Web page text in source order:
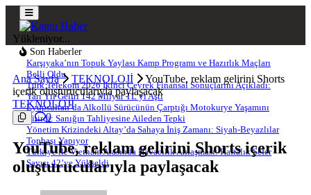
Yükleniyor...
Son Haberler
Karşıyaka’nın Topuk Yaylası Kamp Programı ve Hazırlık Maçları
Belli Oldu
Türk Telekom 2026 İkinci Çeyrek Finansal Sonuçlarını Açıkladı:
Yarı Yıl Geliri 142 Milyar TL’yi Aştı
Eyüpsultan’da Alkollü Sürücünün Çarptığı Motokurye Yaşamını
Yitirdi: Sanığın Tahliyesine Aileden Tepki
Yönetim Krizindeki Altay’da Sahaya İniş Zamanı: Siyah-Beyazlılar
Topbaşı Yapıyor
Türkiye ile Vietnam Arasında Havacılık Anlaşması: Haftalık Sefer
Sayısı 42’ye Yükseldi
Ana Sayfa TEKNOLOJİ
YouTube, reklam gelirini Shorts
içerik oluşturucularıyla paylaşacak
TEKNOLOJİ
0
YouTube, reklam gelirini Shorts içerik
oluşturucularıyla paylaşacak